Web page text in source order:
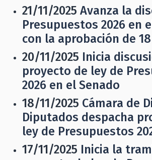
21/11/2025 Avanza la
Presupuestos 2026 en
con la aprobación de
20/11/2025 Inicia
proyecto de ley de
2026 en el Senado
18/11/2025 Cámara de
Diputados despacha
ley de Presupuestos
17/11/2025 Inicia la